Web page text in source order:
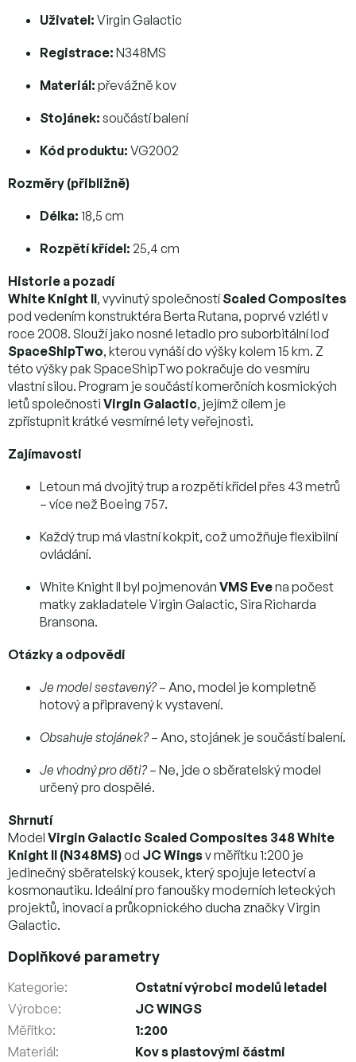
Uživatel: Virgin Galactic
Registrace: N348MS
Materiál: převážně kov
Stojánek: součástí balení
Kód produktu: VG2002
Rozměry (přibližně)
Délka: 18,5 cm
Rozpětí křídel: 25,4 cm
Historie a pozadí
White Knight II, vyvinutý společnostíScaled Composites
pod vedením konstruktéra Berta Rutana, poprvé vzlétl v
roce 2008. Slouží jako nosné letadlo pro suborbitální loď
SpaceShipTwo, kterou vynáší do výšky kolem 15 km. Z
této výšky pak SpaceShipTwo pokračuje do vesmíru
vlastní silou. Program je součástí komerčních kosmických
letů společnosti Virgin Galactic, jejímž cílem je
zpřístupnit krátké vesmírné lety veřejnosti.
Zajímavosti
Letoun má dvojitý trup a rozpětí křídel přes 43 metrů
– více než Boeing 757.
Každý trup má vlastní kokpit, což umožňuje flexibilní
ovládání.
White Knight II byl pojmenován VMS Evena počest
matky zakladatele Virgin Galactic, Sira Richarda
Bransona.
Otázky a odpovědi
Je model sestavený?– Ano, model je kompletně
hotový a připravený k vystavení.
Obsahuje stojánek?– Ano, stojánek je součástí balení.
Je vhodný pro děti?– Ne, jde o sběratelský model
určený pro dospělé.
Shrnutí
Model Virgin Galactic Scaled Composites 348 White
Knight II (N348MS)od JC Wingsv měřítku 1:200 je
jedinečný sběratelský kousek, který spojuje letectví a
kosmonautiku. Ideální pro fanoušky moderních leteckých
projektů, inovací a průkopnického ducha značky Virgin
Galactic.
Doplňkové parametry
Kategorie:
Ostatní výrobci modelů letadel
Výrobce:
JC WINGS
Měřítko:
1:200
Materiál:
Kov s plastovými částmi